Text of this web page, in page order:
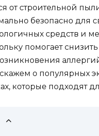
от строительной
безопасно
средств и
помогает
о популярных
которые подходят